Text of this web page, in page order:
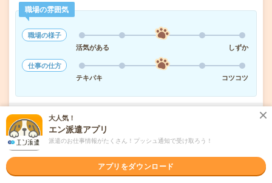
職場の雰囲気
職場の様子
活気がある
しずか
仕事の仕方
テキパキ
コツコツ
気になる!
派遣会社 株式会社リクルートスタッフィング
未読 掲載日 2026/08/10
大人気！
エン派遣アプリ
派遣のお仕事情報がたくさん！プッシュ通知で受け取ろう！
アプリをダウンロード